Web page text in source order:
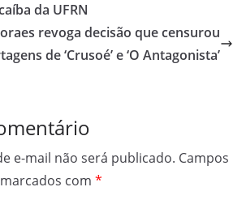
da UFRN
revoga decisão que censurou
de ‘Crusoé’ e ‘O Antagonista’
e-mail não será publicado. Campos
com *